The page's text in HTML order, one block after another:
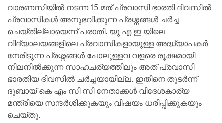
വാരണസിയിൽ നടന്ന 15 മത് പ്രവാസി ഭാരതി ദിവസിൽ
പ്രവാസികൾ അനുഭവിക്കുന്ന പ്രശ്നങ്ങൾ ചർച്ച
ചെയ്തില്ലായെന്ന് പരാതി. യു എ ഇ യിലെ
വിദ്യാലയങ്ങളിലെ പ്രവാസികളായുള്ള അദ്ധ്യാപകർ
നേരിടുന്ന പ്രശ്നങ്ങൾ പോലുള്ളവ വളരെ രൂക്ഷമായി
നിലനിൽക്കുന്ന സാഹചര്യത്തിലും അത് പ്രവാസി
ഭാരതിയ ദിവസിൽ ചർച്ചയായില്ല. ഇതിനെ തുടർന്ന്
ദുബായ് കെ എം സി സി നേതാക്കൾ വിദേശകാര്യ
മന്ത്രിയെ സന്ദർശിക്കുകയും വിഷയം ധരിപ്പിക്കുകയും
ചെയ്തു.